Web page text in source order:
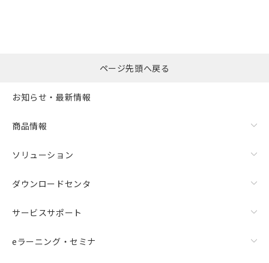
漏れ電流特性
ページ先頭へ戻る
お知らせ・最新情報
商品情報
ソリューション
ダウンロードセンタ
サービスサポート
eラーニング・セミナ